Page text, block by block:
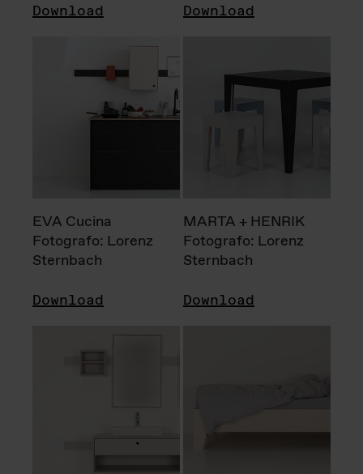
Download Download
EVA Cucina
Fotografo: Lorenz
Sternbach
Download
MARTA + HENRIK
Fotografo: Lorenz
Sternbach
Download